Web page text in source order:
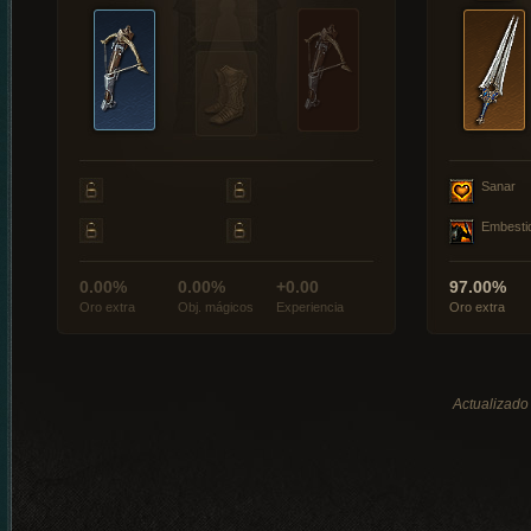
0.00%
Oro extra
0.00%
Obj. mágicos
+0.00
Experiencia
Sanar
97.00%
Oro extra